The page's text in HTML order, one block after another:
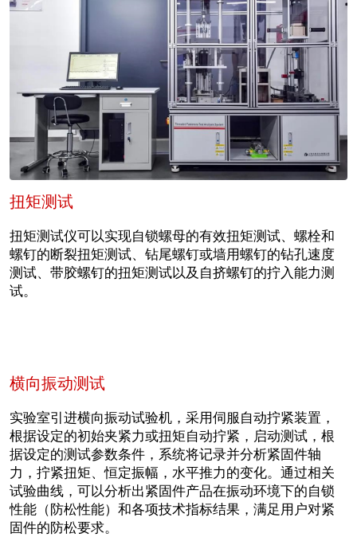
扭矩测试
扭矩测试仪可以实现自锁螺母的有效扭矩测试、螺栓和
螺钉的断裂扭矩测试、钻尾螺钉或墙用螺钉的钻孔速度
测试、带胶螺钉的扭矩测试以及自挤螺钉的拧入能力测
试。
横向振动测试
实验室引进横向振动试验机，采用伺服自动拧紧装置，
根据设定的初始夹紧力或扭矩自动拧紧，启动测试，根
据设定的测试参数条件，系统将记录并分析紧固件轴
力，拧紧扭矩、恒定振幅，水平推力的变化。通过相关
试验曲线，可以分析出紧固件产品在振动环境下的自锁
性能（防松性能）和各项技术指标结果，满足用户对紧
固件的防松要求。